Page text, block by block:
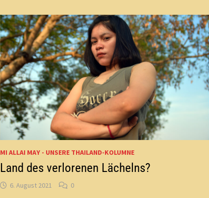
MI ALLAI MAY - UNSERE THAILAND-KOLUMNE
Land des verlorenen Lächelns?
6. August 2021 0